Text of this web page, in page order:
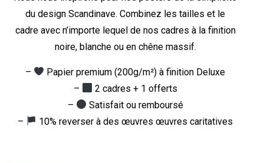
du design Scandinave. Combinez les tailles et le
cadre avec n’importe lequel de nos cadres à la finition
noire, blanche ou en chêne massif.
–
Papier premium (200g/m²) à finition Deluxe
–
2 cadres + 1 offerts
–
Satisfait ou remboursé
–
10% reverser à des œuvres œuvres caritatives